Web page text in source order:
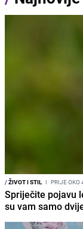
/ŽIVOT I STIL I PRIJE OKO
Spriječite pojavu
su vam samo